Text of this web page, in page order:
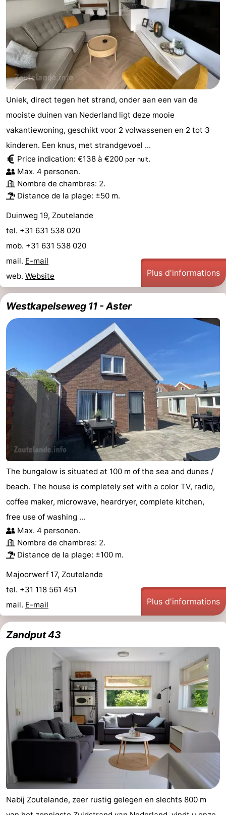
Uniek, direct tegen het strand, onder aan een van de
mooiste duinen van Nederland ligt deze mooie
vakantiewoning, geschikt voor 2 volwassenen en 2 tot 3
kinderen. Een knus, met strandgevoel ...
Price indication: €138 à €200 par nuit.
Max. 4 personen.
Nombre de chambres: 2.
Distance de la plage: ±50 m.
Duinweg 19, Zoutelande
tel. +31 631 538 020
mob. +31 631 538 020
mail. E-mail
web. Website Plus d'informations
Westkapelseweg 11 - Aster
The bungalow is situated at 100 m of the sea and dunes /
beach. The house is completely set with a color TV, radio,
coffee maker, microwave, heardryer, complete kitchen,
free use of washing ...
Max. 4 personen.
Nombre de chambres: 2.
Distance de la plage: ±100 m.
Majoorwerf 17, Zoutelande
tel. +31 118 561 451
mail. E-mail Plus d'informations
Zandput 43
Nabij Zoutelande, zeer rustig gelegen en slechts 800 m